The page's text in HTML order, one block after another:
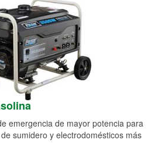
emergencia de mayor potencia para
sumidero y electrodomésticos más